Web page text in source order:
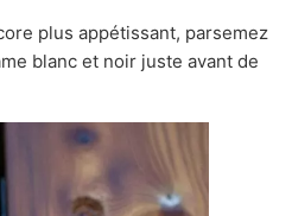
plus appétissant, parsemez
blanc et noir juste avant de